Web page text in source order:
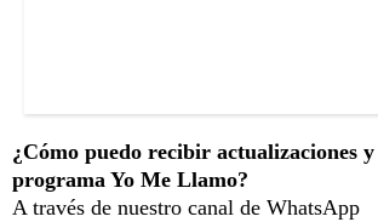
¿Cómo puedo recibir actualizaciones
programa Yo Me Llamo?
A través de nuestro canal de WhatsApp